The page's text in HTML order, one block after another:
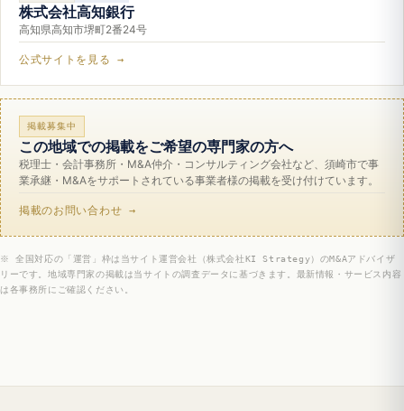
株式会社高知銀行
高知県高知市堺町2番24号
公式サイトを見る →
掲載募集中
この地域での掲載をご希望の専門家の方へ
税理士・会計事務所・M&A仲介・コンサルティング会社など、須崎市で事
業承継・M&Aをサポートされている事業者様の掲載を受け付けています。
掲載のお問い合わせ →
※ 全国対応の「運営」枠は当サイト運営会社（株式会社KI Strategy）のM&Aアドバイザ
リーです。地域専門家の掲載は当サイトの調査データに基づきます。最新情報・サービス内容
は各事務所にご確認ください。